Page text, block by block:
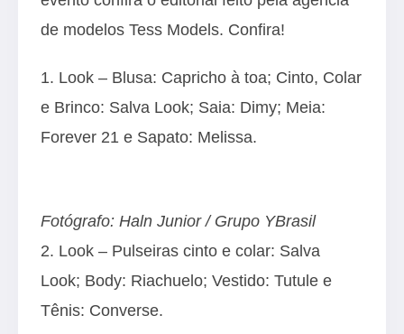
de modelos Tess Models. Confira!
1. Look – Blusa: Capricho à toa; Cinto, Colar
e Brinco: Salva Look; Saia: Dimy; Meia:
Forever 21 e Sapato: Melissa.
Fotógrafo: Haln Junior / Grupo YBrasil
2. Look – Pulseiras cinto e colar: Salva
Look; Body: Riachuelo; Vestido: Tutule e
Tênis: Converse.